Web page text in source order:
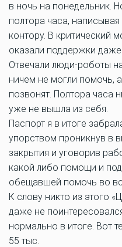
в ночь на понедельник.
полтора часа,
контору. В критический
оказали поддержки
Отвечали люди-роботы
ничем не могли помочь,
позвонят. Полтора часа
уже не вышла из себя.
Паспорт я в итоге
упорством проникнув в
закрытия и уговорив
какой либо помощи и
обещавшей помочь во
К слову никто из этого
даже не
нормально в итоге. Вот
55 тыс.